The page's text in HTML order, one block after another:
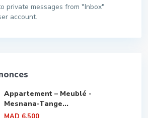
private messages from "Inbox"
account.
Appartement – Meublé -
Mesnana-Tange...